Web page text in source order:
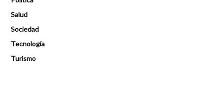
Salud
Sociedad
Tecnología
Turismo